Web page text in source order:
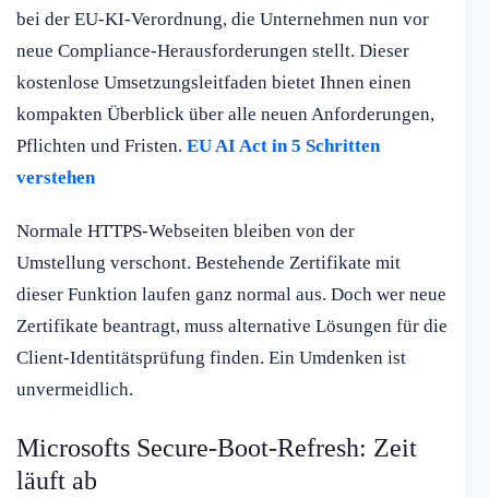
bei der EU-KI-Verordnung, die Unternehmen nun vor
neue Compliance-Herausforderungen stellt. Dieser
kostenlose Umsetzungsleitfaden bietet Ihnen einen
kompakten Überblick über alle neuen Anforderungen,
Pflichten und Fristen. EU AI Act in 5 Schritten
verstehen
Normale HTTPS-Webseiten bleiben von der
Umstellung verschont. Bestehende Zertifikate mit
dieser Funktion laufen ganz normal aus. Doch wer neue
Zertifikate beantragt, muss alternative Lösungen für die
Client-Identitätsprüfung finden. Ein Umdenken ist
unvermeidlich.
Microsofts Secure-Boot-Refresh: Zeit
läuft ab